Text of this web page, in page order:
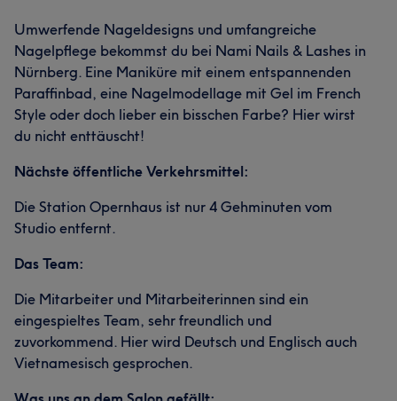
Umwerfende Nageldesigns und umfangreiche
Nagelpflege bekommst du bei Nami Nails & Lashes in
Nürnberg. Eine Maniküre mit einem entspannenden
Paraffinbad, eine Nagelmodellage mit Gel im French
Style oder doch lieber ein bisschen Farbe? Hier wirst
du nicht enttäuscht!
Nächste öffentliche Verkehrsmittel:
Die Station Opernhaus ist nur 4 Gehminuten vom
Studio entfernt.
Das Team:
Die Mitarbeiter und Mitarbeiterinnen sind ein
eingespieltes Team, sehr freundlich und
zuvorkommend. Hier wird Deutsch und Englisch auch
Vietnamesisch gesprochen.